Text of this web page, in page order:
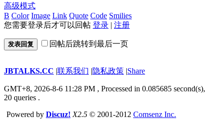
高级模式
B Color Image Link Quote Code Smilies
您需要登录后才可以回帖 登录 | 注册
发表回复 回帖后跳转到最后一页
JBTALKS.CC |联系我们 |隐私政策 |Share
GMT+8, 2026-8-6 11:28 PM , Processed in 0.085685 second(s),
20 queries .
Powered by Discuz! X2.5 © 2001-2012 Comsenz Inc.